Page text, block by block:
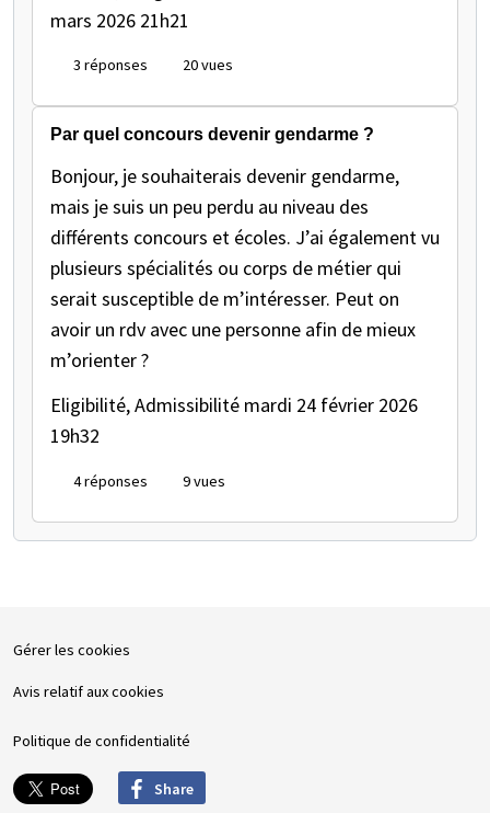
mars 2026 21h21
3 réponses 20 vues
Par quel concours devenir gendarme ?
Bonjour, je souhaiterais devenir gendarme,
mais je suis un peu perdu au niveau des
différents concours et écoles. J’ai également vu
plusieurs spécialités ou corps de métier qui
serait susceptible de m’intéresser. Peut on
avoir un rdv avec une personne afin de mieux
m’orienter ?
Eligibilité, Admissibilité mardi 24 février 2026
19h32
4 réponses 9 vues
Gérer les cookies
Avis relatif aux cookies
Politique de confidentialité
Share